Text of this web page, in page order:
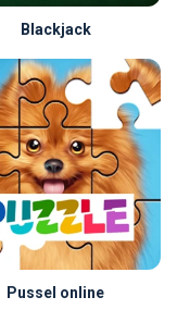
Blackjack
Pussel online